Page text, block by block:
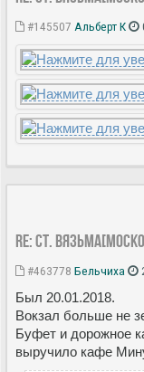
#145507 Альберт К
Re: Ст.
#463778 Бельчиха
Был 20.01.2018.
Вокзал больше не
Буфет и дорожное
выручило кафе